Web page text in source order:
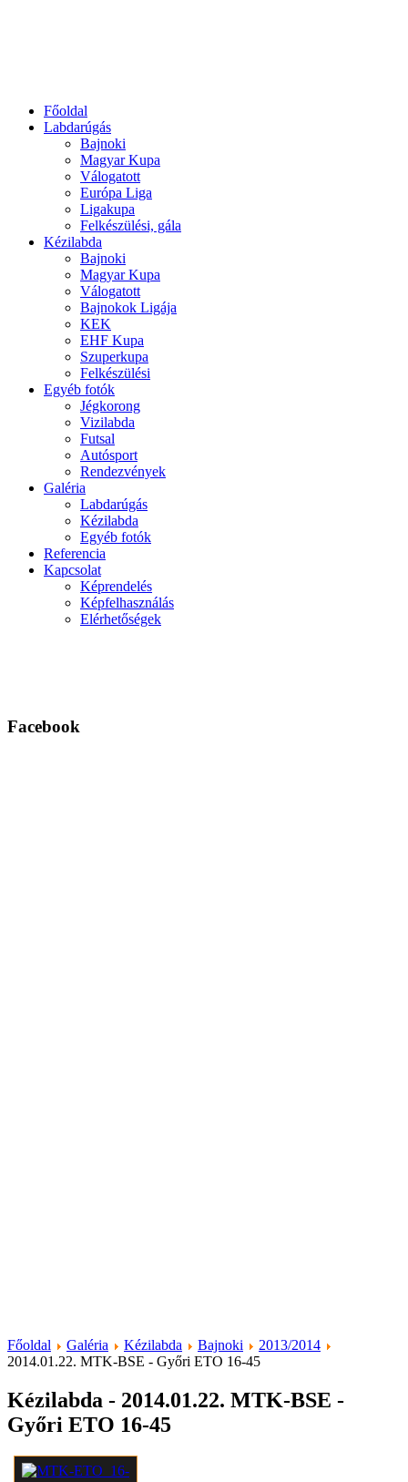
Főoldal
Labdarúgás
Bajnoki
Magyar Kupa
Válogatott
Európa Liga
Ligakupa
Felkészülési, gála
Kézilabda
Bajnoki
Magyar Kupa
Válogatott
Bajnokok Ligája
KEK
EHF Kupa
Szuperkupa
Felkészülési
Egyéb fotók
Jégkorong
Vizilabda
Futsal
Autósport
Rendezvények
Galéria
Labdarúgás
Kézilabda
Egyéb fotók
Referencia
Kapcsolat
Képrendelés
Képfelhasználás
Elérhetőségek
Facebook
Főoldal Galéria Kézilabda Bajnoki
2013/2014
2014.01.22. MTK-BSE - Győri ETO 16-45
Kézilabda - 2014.01.22. MTK-BSE -
Győri ETO 16-45